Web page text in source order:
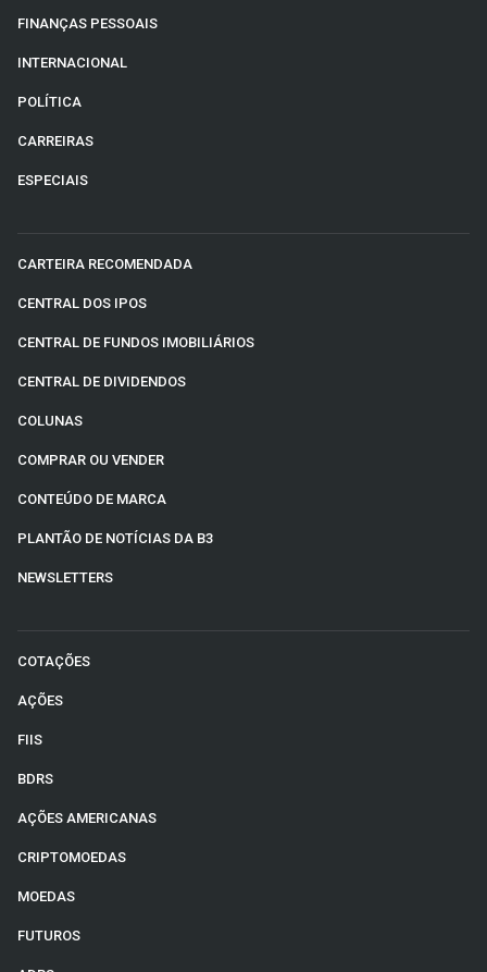
FINANÇAS PESSOAIS
INTERNACIONAL
POLÍTICA
CARREIRAS
ESPECIAIS
CARTEIRA RECOMENDADA
CENTRAL DOS IPOS
CENTRAL DE FUNDOS IMOBILIÁRIOS
CENTRAL DE DIVIDENDOS
COLUNAS
COMPRAR OU VENDER
CONTEÚDO DE MARCA
PLANTÃO DE NOTÍCIAS DA B3
NEWSLETTERS
COTAÇÕES
AÇÕES
FIIS
BDRS
AÇÕES AMERICANAS
CRIPTOMOEDAS
MOEDAS
FUTUROS